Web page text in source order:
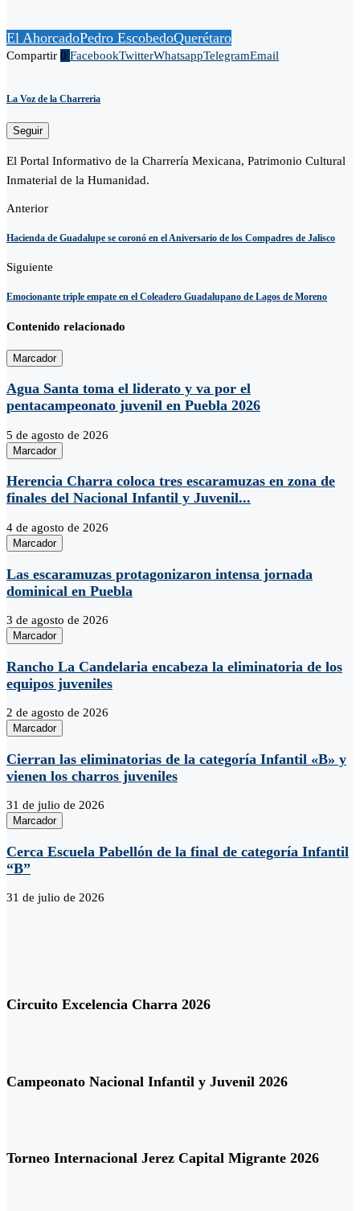
El AhorcadoPedro EscobedoQuerétaro
Compartir 0 FacebookTwitterWhatsappTelegramEmail
La Voz de la Charreria
Seguir
El Portal Informativo de la Charrería Mexicana, Patrimonio Cultural
Inmaterial de la Humanidad.
Anterior
Hacienda de Guadalupe se coronó en el Aniversario de los Compadres de Jalisco
Siguiente
Emocionante triple empate en el Coleadero Guadalupano de Lagos de Moreno
Contenido relacionado
Marcador
Agua Santa toma el liderato y va por el
pentacampeonato juvenil en Puebla 2026
5 de agosto de 2026
Marcador
Herencia Charra coloca tres escaramuzas en zona de
finales del Nacional Infantil y Juvenil...
4 de agosto de 2026
Marcador
Las escaramuzas protagonizaron intensa jornada
dominical en Puebla
3 de agosto de 2026
Marcador
Rancho La Candelaria encabeza la eliminatoria de los
equipos juveniles
2 de agosto de 2026
Marcador
Cierran las eliminatorias de la categoría Infantil «B» y
vienen los charros juveniles
31 de julio de 2026
Marcador
Cerca Escuela Pabellón de la final de categoría Infantil
“B”
31 de julio de 2026
Circuito Excelencia Charra 2026
Campeonato Nacional Infantil y Juvenil 2026
Torneo Internacional Jerez Capital Migrante 2026